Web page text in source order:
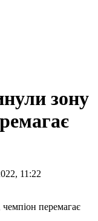
зону
11:22